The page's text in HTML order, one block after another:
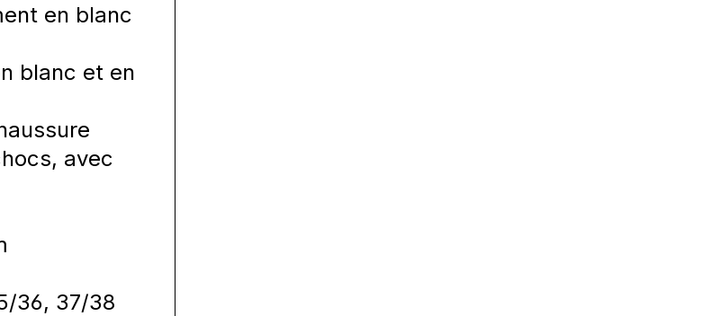
en blanc
blanc et en
avec
36, 37/38